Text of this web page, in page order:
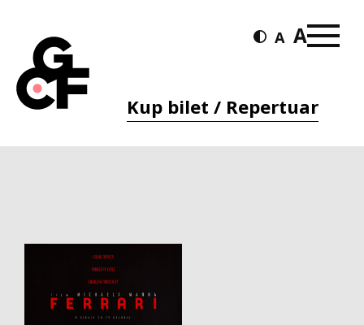
Kup bilet / Repertuar